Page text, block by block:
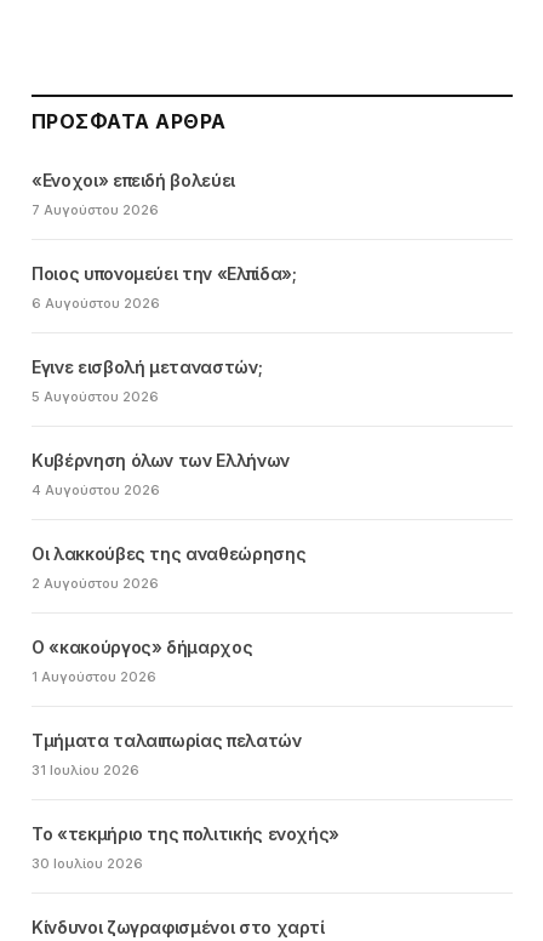
ΠΡΌΣΦΑΤΑ ΆΡΘΡΑ
«Ενοχοι» επειδή βολεύει
7 Αυγούστου 2026
Ποιος υπονομεύει την «Ελπίδα»;
6 Αυγούστου 2026
Εγινε εισβολή μεταναστών;
5 Αυγούστου 2026
Κυβέρνηση όλων των Ελλήνων
4 Αυγούστου 2026
Οι λακκούβες της αναθεώρησης
2 Αυγούστου 2026
Ο «κακούργος» δήμαρχος
1 Αυγούστου 2026
Τμήματα ταλαιπωρίας πελατών
31 Ιουλίου 2026
Το «τεκμήριο της πολιτικής ενοχής»
30 Ιουλίου 2026
Κίνδυνοι ζωγραφισμένοι στο χαρτί